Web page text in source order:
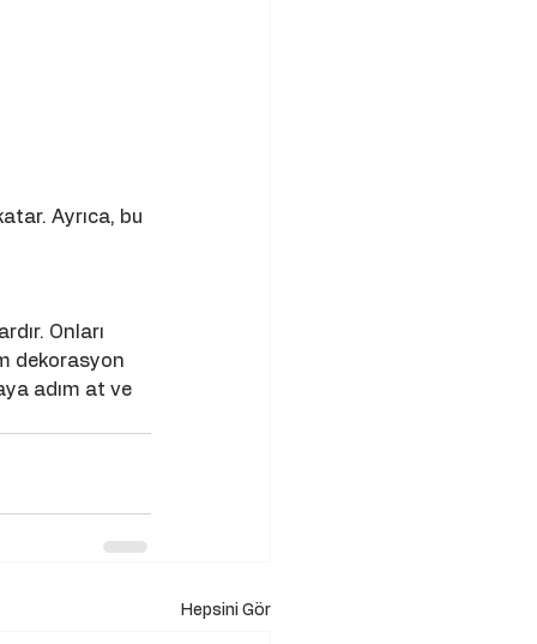
Ayrıca, bu
Onları
dekorasyon
adım at ve
Hepsini Gör